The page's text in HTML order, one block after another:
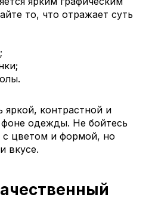
то, что отражает суть
яркой, контрастной и
одежды. Не бойтесь
с цветом и формой, но
вкусе.